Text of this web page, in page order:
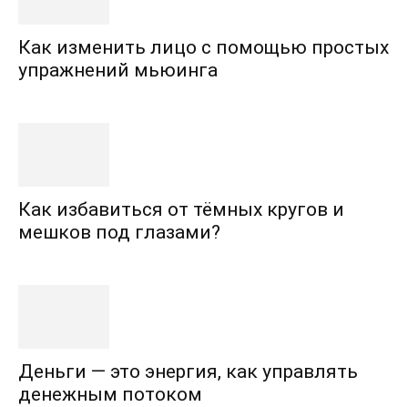
Как изменить лицо с помощью простых
упражнений мьюинга
Как избавиться от тёмных кругов и
мешков под глазами?
Деньги — это энергия, как управлять
денежным потоком